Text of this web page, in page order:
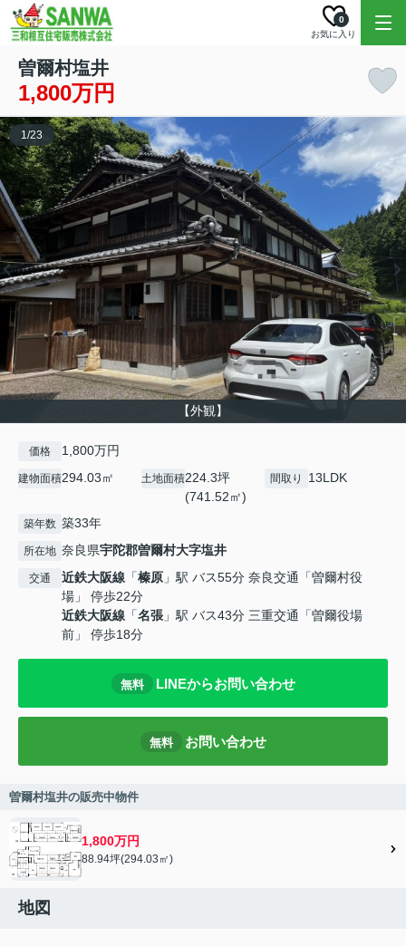
お気に入り
0
曽爾村塩井
1,800万円
【外観】
1/23
価格 1,800万円
建物面積294.03㎡ 土地面積224.3坪
(741.52㎡)
間取り 13LDK
築年数 築33年
所在地 奈良県宇陀郡曽爾村大字塩井
交通 近鉄大阪線 「榛原 」駅 バス55分 奈良交通「曽爾村役
場」 停歩22分
近鉄大阪線 「名張 」駅 バス43分 三重交通「曽爾役場
前」 停歩18分
無料 LINEからお問い合わせ
無料 お問い合わせ
曽爾村塩井の販売中物件
1,800万円
88.94坪(294.03㎡)
地図